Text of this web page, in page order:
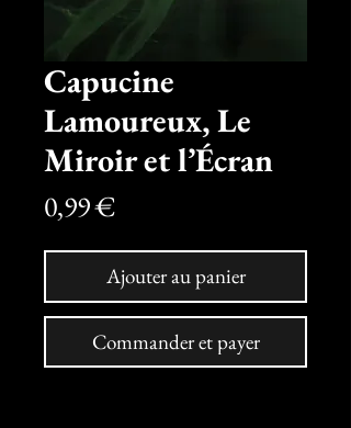
Capucine
Lamoureux, Le
Miroir et l’Écran
0,99 €Prix
Ajouter au panier
Commander et payer